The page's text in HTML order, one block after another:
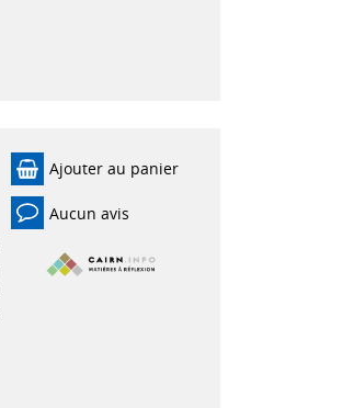
Ajouter au panier
Aucun avis